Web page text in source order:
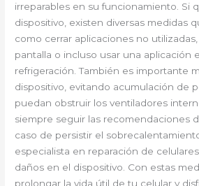
irreparables en su funcionamiento. Si
dispositivo, existen diversas medidas
como cerrar aplicaciones no
pantalla o incluso usar una aplicación
refrigeración. También es importante
dispositivo, evitando acumulación de
puedan obstruir los ventiladores
siempre seguir las recomendaciones
caso de persistir el
especialista en reparación de
daños en el dispositivo. Con estas
prolongar la vida útil de tu celular y